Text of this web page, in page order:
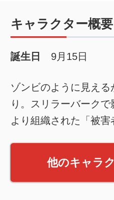
キャラクター概要
誕生日 9月15日
ゾンビのように見え
り。スリラーバーク
より組織された「被害
他のキャラ